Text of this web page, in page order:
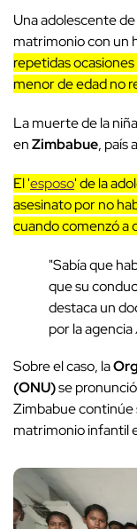
Una adolescente de
matrimonio con un
repetidas
menor de edad no
La muerte de la
enZimbabue, país
El 'esposo' de la
asesinato por no
cuando comenzó a
"Sabía que
que su
destaca un
por la agencia
Sobre el caso, la
(ONU)se
Zimbabue continúe
matrimonio infantil